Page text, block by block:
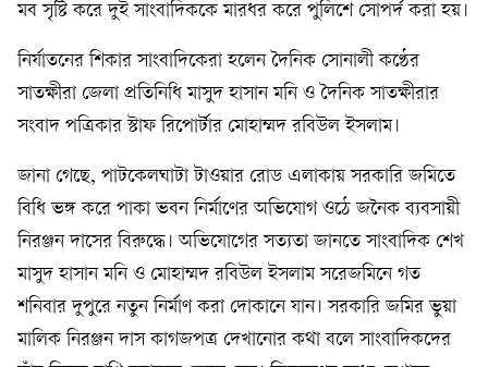
মব সৃষ্টি করে দুই সাংবাদিককে মারধর করে পুলিশে সোপর্দ করা হয়।
নির্যাতনের শিকার সাংবাদিকেরা হলেন দৈনিক সোনালী কণ্ঠের
সাতক্ষীরা জেলা প্রতিনিধি মাসুদ হাসান মনি ও দৈনিক সাতক্ষীরার
সংবাদ পত্রিকার স্টাফ রিপোর্টার মোহাম্মদ রবিউল ইসলাম।
জানা গেছে, পাটকেলঘাটা টাওয়ার রোড এলাকায় সরকারি জমিতে
বিধি ভঙ্গ করে পাকা ভবন নির্মাণের অভিযোগ ওঠে জনৈক ব্যবসায়ী
নিরঞ্জন দাসের বিরুদ্ধে। অভিযোগের সত্যতা জানতে সাংবাদিক শেখ
মাসুদ হাসান মনি ও মোহাম্মদ রবিউল ইসলাম সরেজমিনে গত
শনিবার ‍দুপুরে নতুন নির্মাণ করা দোকানে যান। সরকারি জমির ভুয়া
মালিক নিরঞ্জন দাস কাগজপত্র দেখানোর কথা বলে সাংবাদিকদের